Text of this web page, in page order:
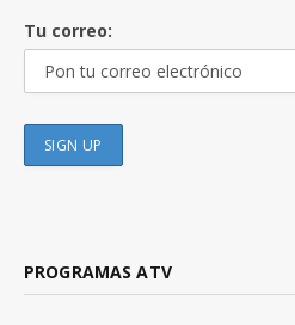
Tu correo:
PROGRAMAS ATV